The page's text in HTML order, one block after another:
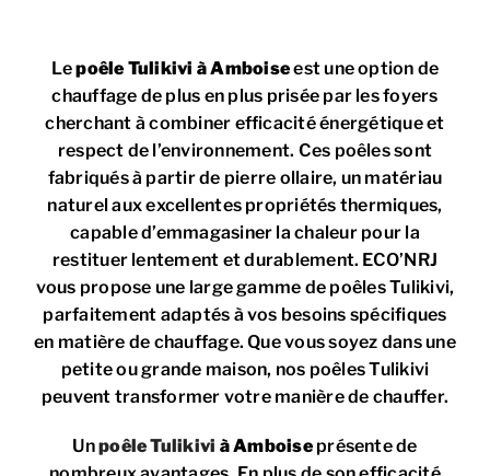
Lepoêle Tulikivi à Amboiseest une option de
chauffage de plus en plus prisée par les foyers
cherchant à combiner efficacité énergétique et
respect de l’environnement. Ces poêles sont
fabriqués à partir de pierre ollaire, un matériau
naturel aux excellentes propriétés thermiques,
capable d’emmagasiner la chaleur pour la
restituer lentement et durablement. ECO’NRJ
vous propose une large gamme de poêles Tulikivi,
parfaitement adaptés à vos besoins spécifiques
en matière de chauffage. Que vous soyez dans une
petite ou grande maison, nos poêles Tulikivi
peuvent transformer votre manière de chauffer.
Unpoêle Tulikivi à Amboiseprésente de